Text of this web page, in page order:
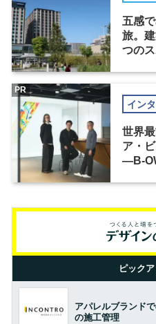
五感
旅。
つの
イン
世界
ア・
―B-
PR
ピック
アパレルブランド
の施工管理